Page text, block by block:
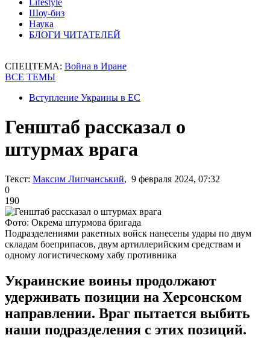
Lifestyle
Шоу-биз
Наука
БЛОГИ ЧИТАТЕЛЕЙ
СПЕЦТЕМА: Война в Иране
ВСЕ ТЕМЫ
Вступление Украины в ЕС
Генштаб рассказал о
штурмах врага
Текст: Максим Липчанський, 9 февраля 2024, 07:32
0
190
Фото: Окрема штурмова бригада
Подразделениями ракетных войск нанесены удары по двум
складам боеприпасов, двум артиллерийским средствам и
одному логистическому хабу противника
Украинские воины продолжают
удерживать позиции на Херсонском
направлении. Враг пытается выбить
наши подразделения с этих позиций.